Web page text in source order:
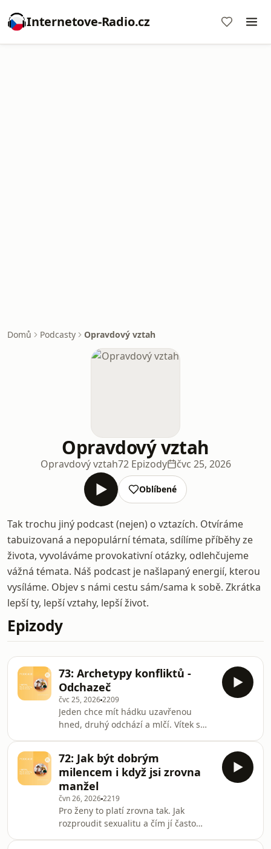
Internetove-Radio.cz
Domů Podcasty Opravdový vztah
Opravdový vztah
Opravdový vztah72 Epizody čvc 25, 2026
Oblíbené
Tak trochu jiný podcast (nejen) o vztazích. Otvíráme
tabuizovaná a nepopulární témata, sdílíme příběhy ze
života, vyvoláváme provokativní otázky, odlehčujeme
vážná témata. Náš podcast je našlapaný energií, kterou
vysíláme. Objev s námi cestu sám/sama k sobě. Zkrátka
lepší ty, lepší vztahy, lepší život.
Epizody
73: Archetypy konfliktů -
Odchazeč
čvc 25, 20262209
Jeden chce mít hádku uzavřenou
hned, druhý odchází a mlčí. Vítek s
člověk funguje a jak dostávat do
vztahů víc pohody, když máte tu čest s
partnerem, který odchází. Nebo jste to
vy.
72: Jak být dobrým
milencem i když jsi zrovna
manžel
čvn 26, 20262219
Pro ženy to platí zrovna tak. Jak
rozproudit sexualitu a čím jí často